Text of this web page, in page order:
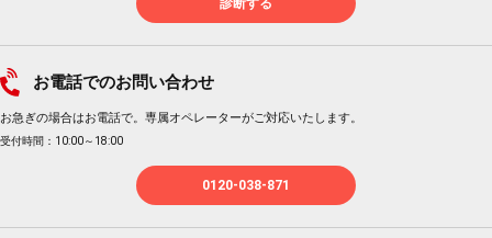
お電話でのお問い合わせ
お急ぎの場合はお電話で。専属オペレーターがご対応いたします。
受付時間：10:00～18:00
0120-038-871